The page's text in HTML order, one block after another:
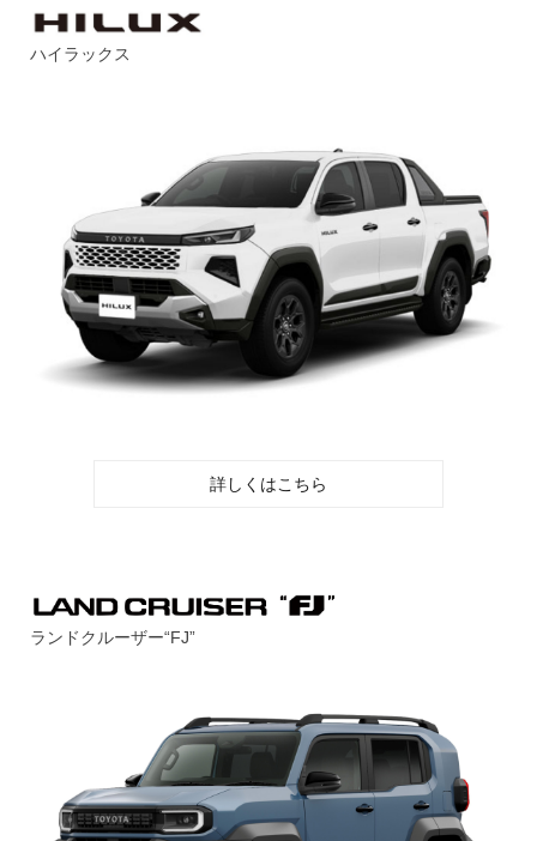
ハイラックス
詳しくはこちら
ランドクルーザー“FJ”